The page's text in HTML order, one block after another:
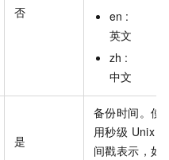
否
en :
英文
zh :
中文
是
备份时间。使
用秒级 Unix 时
间戳表示，如